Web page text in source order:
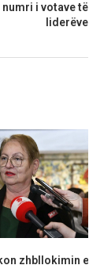
i votave të
liderëve
zhbllokimin e